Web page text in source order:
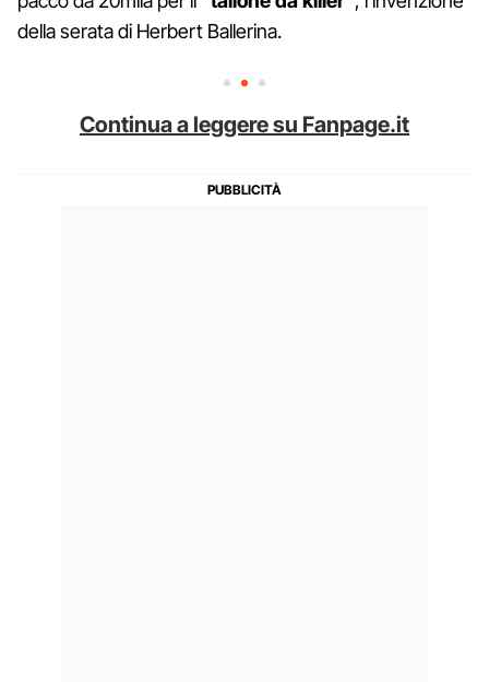
della serata di Herbert Ballerina.
Continua a leggere su Fanpage.it